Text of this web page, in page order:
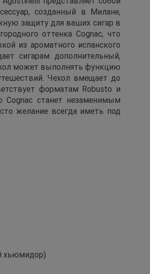
созданный в Милане,
защиту для ваших сигар в
оттенка Cognac, что
из ароматного испанского
сигарам дополнительный,
может выполнять функцию
Чехол вмещает до
форматам Robusto и
станет незаменимым
желание всегда иметь под
хьюмидор)